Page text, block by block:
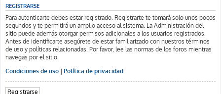
REGISTRARSE
Para autenticarte debes estar registrado. Registrarte te tomará solo unos pocos
segundos y te permitirá un amplio acceso al sistema. La Administración del
sitio puede además otorgar permisos adicionales a los usuarios registrados.
Antes de identificarte asegúrete de estar familiarizado con nuestros términos
de uso y políticas relacionadas. Por favor, lee las normas de los foros mientras
navegas por el sitio.
Condiciones de uso | Política de privacidad
Registrarse